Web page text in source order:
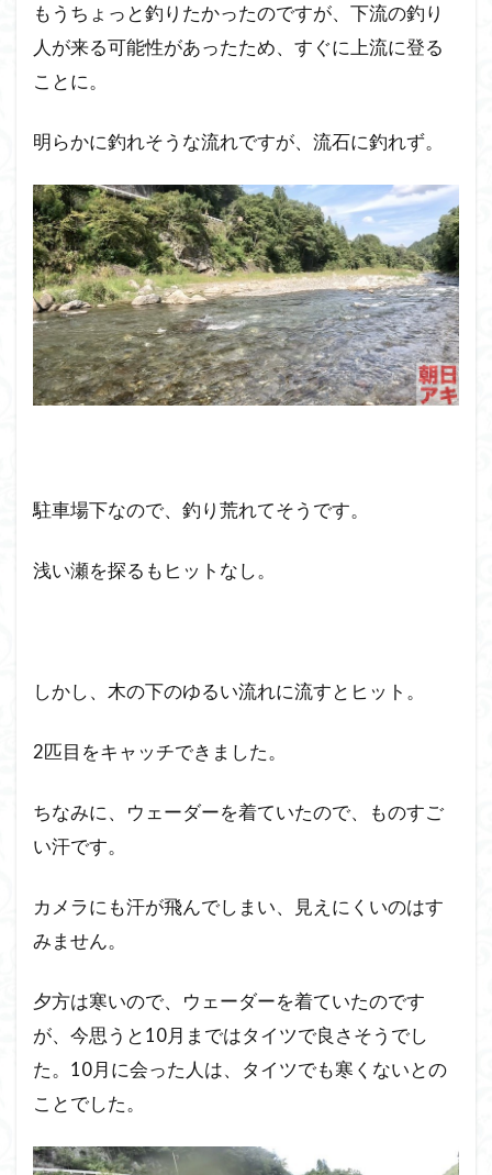
もうちょっと釣りたかったのですが、下流の釣り
人が来る可能性があったため、すぐに上流に登る
ことに。
明らかに釣れそうな流れですが、流石に釣れず。
駐車場下なので、釣り荒れてそうです。
浅い瀬を探るもヒットなし。
しかし、木の下のゆるい流れに流すとヒット。
2匹目をキャッチできました。
ちなみに、ウェーダーを着ていたので、ものすご
い汗です。
カメラにも汗が飛んでしまい、見えにくいのはす
みません。
夕方は寒いので、ウェーダーを着ていたのです
が、今思うと10月まではタイツで良さそうでし
た。10月に会った人は、タイツでも寒くないとの
ことでした。